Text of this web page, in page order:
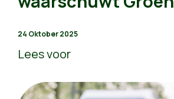
24 Oktober 2025
Lees voor